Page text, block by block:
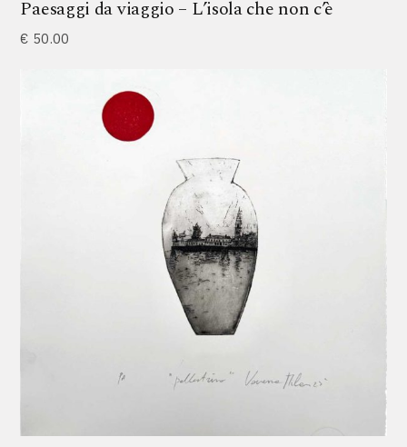
Paesaggi da viaggio – L’isola che non c’è
€ 50.00